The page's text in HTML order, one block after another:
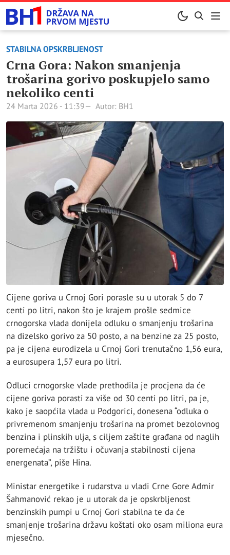
STABILNA OPSKRBLJENOST
Crna Gora: Nakon smanjenja
trošarina gorivo poskupjelo samo
nekoliko centi
24 Marta 2026 - 11:39 Autor: BH1
Cijene goriva u Crnoj Gori porasle su u utorak 5 do 7
centi po litri, nakon što je krajem prošle sedmice
crnogorska vlada donijela odluku o smanjenju trošarina
na dizelsko gorivo za 50 posto, a na benzine za 25 posto,
pa je cijena eurodizela u Crnoj Gori trenutačno 1,56 eura,
a eurosupera 1,57 eura po litri.
Odluci crnogorske vlade prethodila je procjena da će
cijene goriva porasti za više od 30 centi po litri, pa je,
kako je saopćila vlada u Podgorici, donesena “odluka o
privremenom smanjenju trošarina na promet bezolovnog
benzina i plinskih ulja, s ciljem zaštite građana od naglih
poremećaja na tržištu i očuvanja stabilnosti cijena
energenata”, piše Hina.
Ministar energetike i rudarstva u vladi Crne Gore Admir
Šahmanović rekao je u utorak da je opskrbljenost
benzinskih pumpi u Crnoj Gori stabilna te da će
smanjenje trošarina državu koštati oko osam miliona eura
mjesečno.